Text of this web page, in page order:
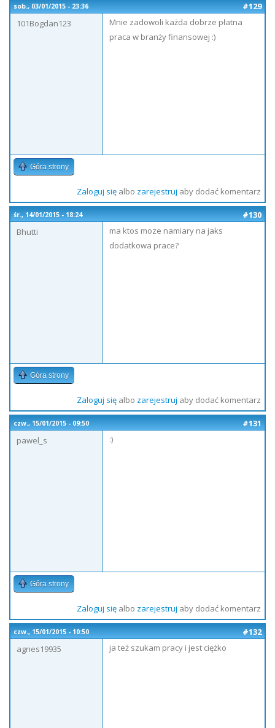
sob., 03/01/2015 - 23:36
#129
101Bogdan123
Mnie zadowoli każda dobrze płatna
praca w branży finansowej :)
Góra strony
Zaloguj sięalbo zarejestruj aby dodać komentarz
śr., 14/01/2015 - 18:24
#130
Bhutti
ma ktos moze namiary na jaks
dodatkowa prace?
Góra strony
Zaloguj sięalbo zarejestruj aby dodać komentarz
czw., 15/01/2015 - 09:50
#131
pawel_s
:)
Góra strony
Zaloguj sięalbo zarejestruj aby dodać komentarz
czw., 15/01/2015 - 10:50
#132
agnes19935
ja też szukam pracy i jest ciężko